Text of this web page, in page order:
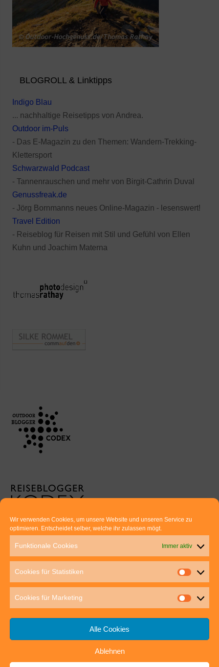
Wir verwenden Cookies, um unsere Website und unseren Service zu
optimieren. Entscheidet selber, welche ihr zulassen mögt.
Funktionale Cookies Immer aktiv
Cookies für Statistiken
Cookies für Marketing
Alle Cookies
Ablehnen
BLOGROLL & Linktipps
Indigo Blau
... nachhaltige Reisetipps von Andrea.
Outdoor im-Puls
- Das E-Magazin zu den Themen: Wandern-Trekking-
Klettersport
Schwarzwald Podcast
- Tannenrauschen und mehr von Birgit-Cathrin Duval
Genussfreak.de
- Jörg Bornmanns neues Online-Magazin - lesenswert!
Travel Edition
- Reiseblog für Reisen mit Stil und Gefühl von Ellen
Kuhn und Joachim Materna
Euer direkter Draht zu uns:
Thomas Rathay und Silke Rommel
70563 Stuttgart
post@outdoor-hochgenuss.de
IMPRESSUM DATENSCHUTZ